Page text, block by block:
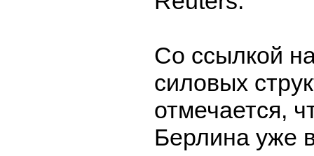
Со ссылкой
силовых
отмечается,
Берлина уже